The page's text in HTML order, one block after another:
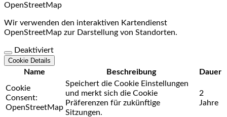
OpenStreetMap
Wir verwenden den interaktiven Kartendienst
OpenStreetMap zur Darstellung von Standorten.
Deaktiviert
Cookie Details
Name Beschreibung
Dauer
Cookie
Consent:
OpenStreetMap
Speichert die Cookie Einstellungen
und merkt sich die Cookie
Präferenzen für zukünftige
Sitzungen.
2
Jahre